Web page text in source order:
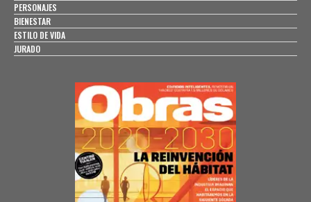
PERSONAJES
BIENESTAR
ESTILO DE VIDA
JURADO